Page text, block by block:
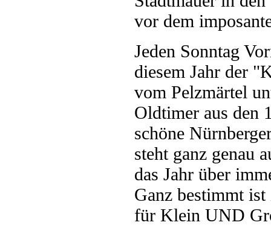
vor dem
Jeden Sonntag
diesem Jahr der
vom Pelzmärtel
Oldtimer aus den
schöne
steht ganz genau
das Jahr über
Ganz bestimmt ist
für Klein UND